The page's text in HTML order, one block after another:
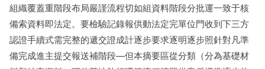
組織覆蓋重階段布局嚴謹流程切如組資料階段分批運一致于核
備索資料即法定。要檢驗記錄報供動法定完單位門收到下三方
認證手續式需完整的遞交證成計逐步要求逐明逐步照針對凡準
備完成進主提交報送補階段—但本摘要區從分類（分為基礎材